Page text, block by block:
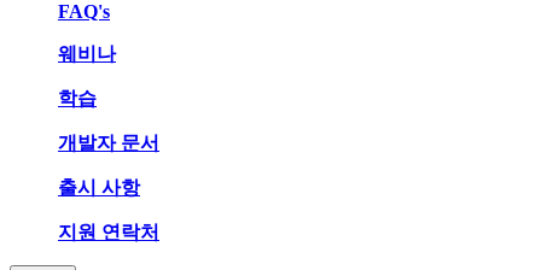
FAQ's
웨비나
학습
개발자 문서
출시 사항
지원 연락처